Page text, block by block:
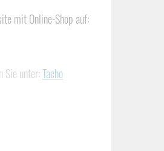
mit Online-Shop auf:
Sie unter:Tacho